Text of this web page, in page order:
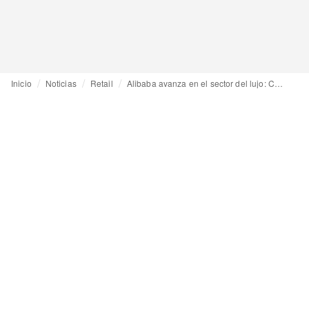
Inicio Noticias Retail